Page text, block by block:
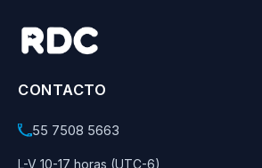
CONTACTO
55 7508 5663
L-V 10-17 horas (UTC-6)